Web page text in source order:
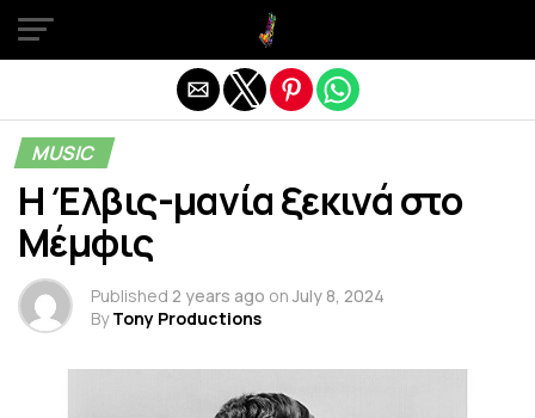
MUSIC
Η Έλβις-μανία ξεκινά στο
Μέμφις
Published 2 years ago on July 8, 2024
By Tony Productions
Exit mobile version